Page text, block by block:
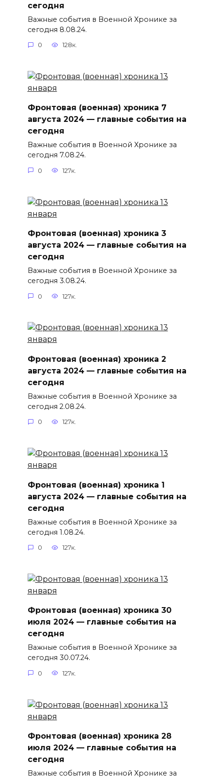
сегодня
Важные события в Военной Хронике за
сегодня 8.08.24.
0 128к.
Фронтовая (военная) хроника 7
августа 2024 — главные события на
сегодня
Важные события в Военной Хронике за
сегодня 7.08.24.
0 127к.
Фронтовая (военная) хроника 3
августа 2024 — главные события на
сегодня
Важные события в Военной Хронике за
сегодня 3.08.24.
0 127к.
Фронтовая (военная) хроника 2
августа 2024 — главные события на
сегодня
Важные события в Военной Хронике за
сегодня 2.08.24.
0 127к.
Фронтовая (военная) хроника 1
августа 2024 — главные события на
сегодня
Важные события в Военной Хронике за
сегодня 1.08.24.
0 127к.
Фронтовая (военная) хроника 30
июля 2024 — главные события на
сегодня
Важные события в Военной Хронике за
сегодня 30.07.24.
0 127к.
Фронтовая (военная) хроника 28
июля 2024 — главные события на
сегодня
Важные события в Военной Хронике за